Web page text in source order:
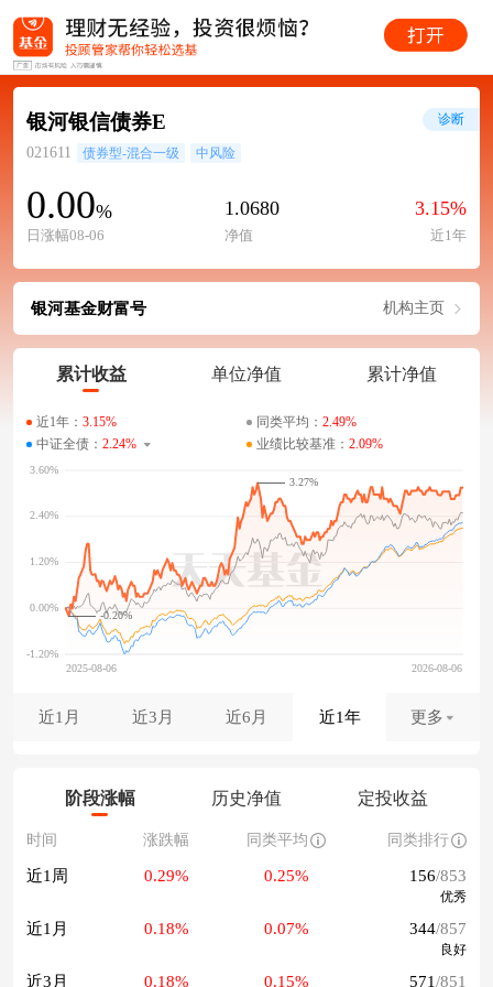
银河银信债券E
021611 债券型-混合一级 中风险
0.00%
日涨幅08-06
1.0680
净值
3.15%
近1年
诊断
银河基金财富号 机构主页
累计收益 单位净值 累计净值
近1年： 3.15% 同类平均： 2.49%
中证全债： 2.24% 业绩比较基准： 2.09%
-0.20%
3.27%
近1月 近3月 近6月 近1年 更多
阶段涨幅 历史净值 定投收益
时间 涨跌幅 同类平均 同类排行
近1周 0.29% 0.25% 156/853
优秀
近1月 0.18% 0.07% 344/857
良好
近3月 0.18% 0.15% 571/851